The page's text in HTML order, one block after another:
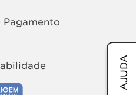
AJUDA
Pagamento